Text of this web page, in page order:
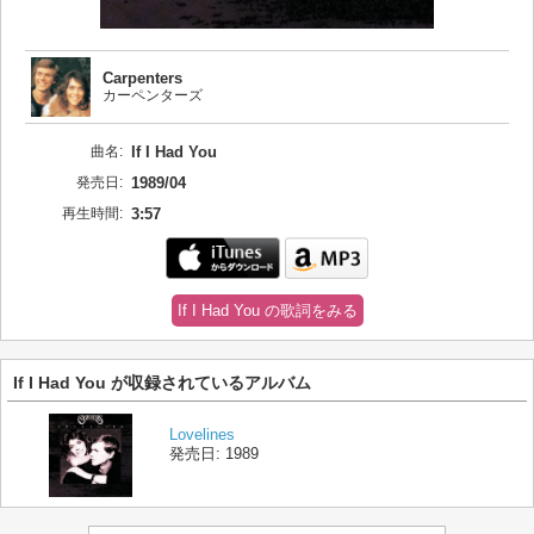
Carpenters
カーペンターズ
曲名: If I Had You
発売日: 1989/04
再生時間: 3:57
If I Had You の歌詞をみる
If I Had You が収録されているアルバム
Lovelines
発売日: 1989